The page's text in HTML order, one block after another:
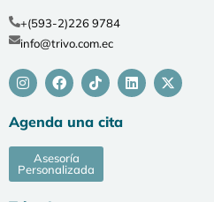
+(593-2)226 9784
info@trivo.com.ec
Agenda una cita
Asesoría
Personalizada